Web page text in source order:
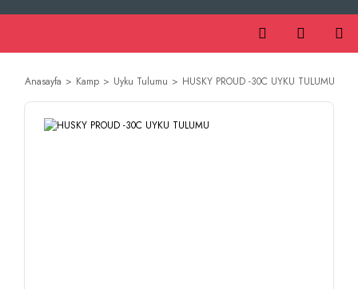
Anasayfa Kamp Uyku Tulumu HUSKY PROUD -30C UYKU TULUMU